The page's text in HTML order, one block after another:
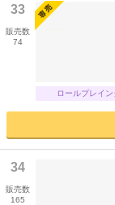
33
販売数
74
ロールプレイン
34
販売数
165